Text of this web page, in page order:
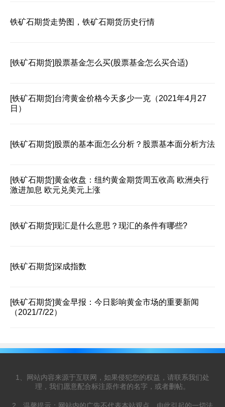
铁矿石期货走势图，铁矿石期货历史行情
[铁矿石期货] 股票基金怎么买(股票基金怎么买合适)
[铁矿石期货]台湾黄金价格今天多少一克（2021年4月27
日）
[铁矿石期货] 股票的基本面怎么分析？股票基本面分析方法
[铁矿石期货]黄金收盘：纽约黄金期货周五收高 欧洲央行
激进加息 欧元兑美元上涨
[铁矿石期货]现汇是什么意思？现汇的条件有哪些?
[铁矿石期货]深成指数
[铁矿石期货]黄金早报：今日影响黄金市场的重要新闻
（2021/7/22）
1、网站内容来源于互联网，如果侵犯您的权益，请联系我们处
理，我们愿意配合标注原作者的名字，或者删帖。